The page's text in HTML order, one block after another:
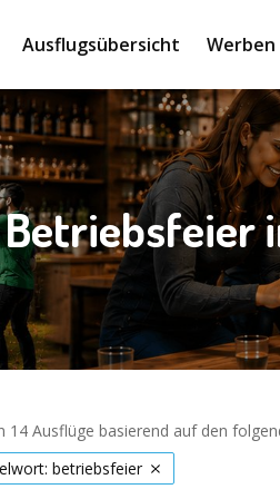
Ausflugsübersicht Werben
Betriebsfeier
14 Ausflüge basierend auf den
betriebsfeier